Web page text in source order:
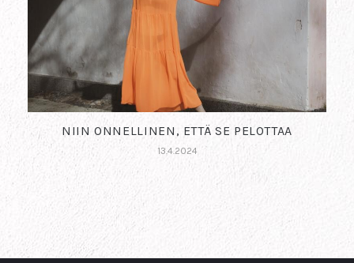
NIIN ONNELLINEN, ETTÄ SE PELOTTAA
13.4.2024